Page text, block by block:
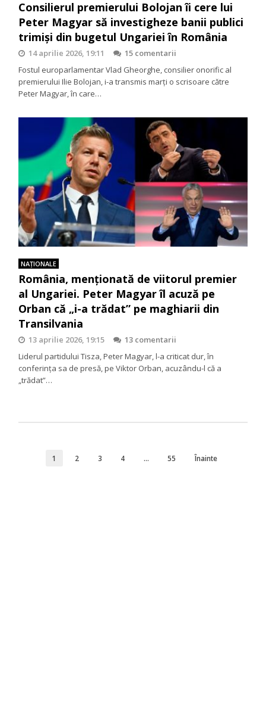
Consilierul premierului Bolojan îi cere lui
Peter Magyar să investigheze banii publici
trimiși din bugetul Ungariei în România
14 aprilie 2026, 19:11
15 comentarii
Fostul europarlamentar Vlad Gheorghe, consilier onorific al
premierului Ilie Bolojan, i-a transmis marţi o scrisoare către
Peter Magyar, în care…
NAŢIONALE
România, menționată de viitorul premier
al Ungariei. Peter Magyar îl acuză pe
Orban că „i-a trădat” pe maghiarii din
Transilvania
13 aprilie 2026, 19:15
13 comentarii
Liderul partidului Tisza, Peter Magyar, l-a criticat dur, în
conferința sa de presă, pe Viktor Orban, acuzându-l că a
„trădat”…
1 2 3 4 … 55 Înainte